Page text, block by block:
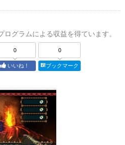
グラムによる収益を得ています。
0
いいね！
0
ブックマーク